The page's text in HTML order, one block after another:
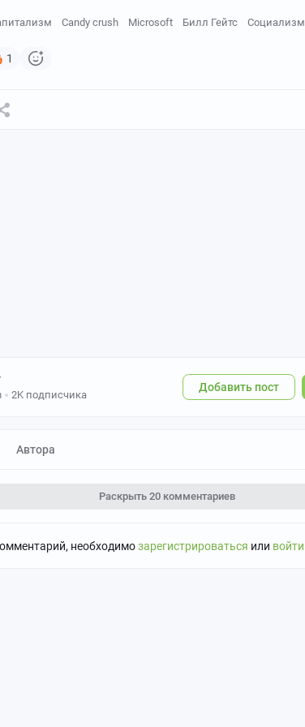
Candy crush Microsoft Билл Гейтс Социализм
1
2K подписчика
Добавить пост
Автора
Раскрыть 20 комментариев
необходимозарегистрироваться или войти